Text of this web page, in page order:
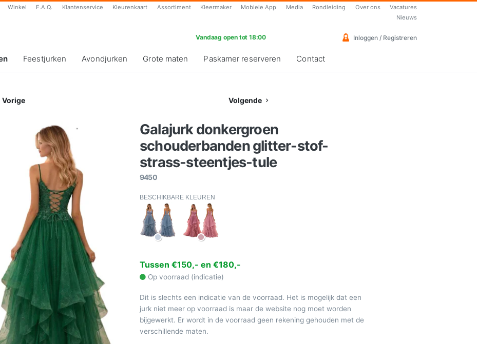
Winkel F.A.Q. Klantenservice Kleurenkaart Assortiment Kleermaker Mobiele App Media Rondleiding Over ons
Vacatures
Nieuws
Vandaag open tot 18:00 Inloggen / Registreren
Feestjurken Avondjurken Grote maten Paskamer reserveren Contact
Vorige Volgende
Galajurk donkergroen
schouderbanden glitter-stof-
strass-steentjes-tule
9450
BESCHIKBARE KLEUREN
Tussen €150,- en €180,-
Op voorraad (indicatie)
Dit is slechts een indicatie van de voorraad. Het is mogelijk dat een
jurk niet meer op voorraad is maar de website nog moet worden
bijgewerkt. Er wordt in de voorraad geen rekening gehouden met de
verschillende maten.